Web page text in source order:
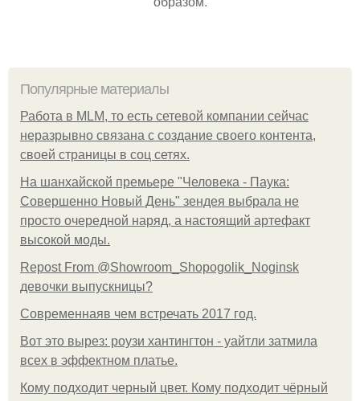
Популярные материалы
Работа в MLM, то есть сетевой компании сейчас
неразрывно связана с создание своего контента,
своей страницы в соц сетях.
На шанхайской премьере "Человека - Паука:
Совершенно Новый День" зендея выбрала не
просто очередной наряд, а настоящий артефакт
высокой моды.
Repost From @Showroom_Shopogolik_Noginsk
девочки выпускницы?
Современнаяв чем встречать 2017 год.
Вот это вырез: роузи хантингтон - уайтли затмила
всех в эффектном платьe.
Кому подходит черный цвет. Кому подходит чёрный